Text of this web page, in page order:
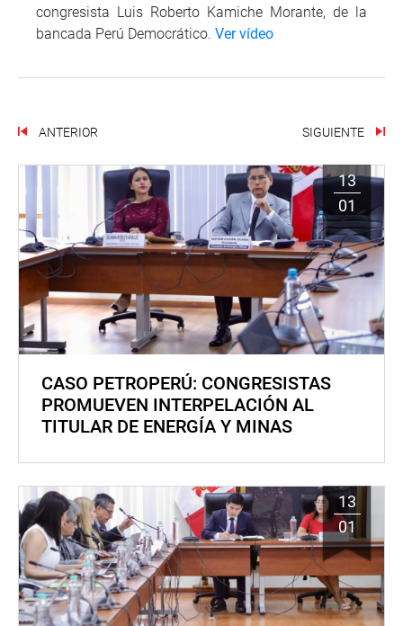
congresista Luis Roberto Kamiche Morante, de la
bancada Perú Democrático. Ver vídeo
ANTERIOR SIGUIENTE
13
01
CASO PETROPERÚ: CONGRESISTAS
PROMUEVEN INTERPELACIÓN AL
TITULAR DE ENERGÍA Y MINAS
13
01